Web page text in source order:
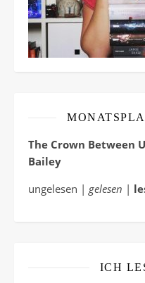
The Crown Between
Bailey
ungelesen | gelesen |
ICH